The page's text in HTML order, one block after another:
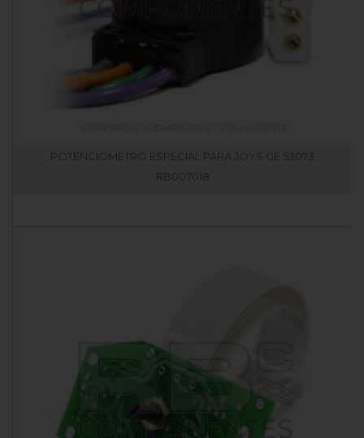
POTENCIOMETRO ESPECIAL PARA JOYS GE 53073
RB007018